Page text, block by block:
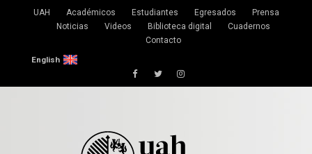
UAH Académicos Estudiantes Egresados
Prensa
Noticias
Videos Biblioteca digital
Cuadernos
Contacto
English
FacebookTwitterInstagram